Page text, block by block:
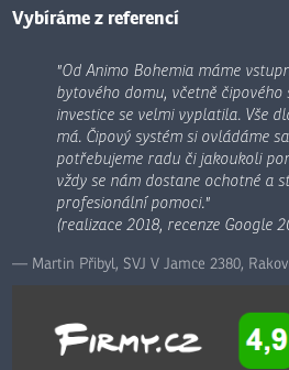
odeslat.
Vybíráme z referencí
"Od Animo Bohemia máme
bytového domu, včetně čipového
investice se velmi vyplatila. Vše
má. Čipový systém si ovládáme
potřebujeme radu či jakoukoli
vždy se nám dostane ochotné a
profesionální pomoci."
(realizace 2018, recenze Google
Martin Přibyl, SVJ V Jamce 2380,